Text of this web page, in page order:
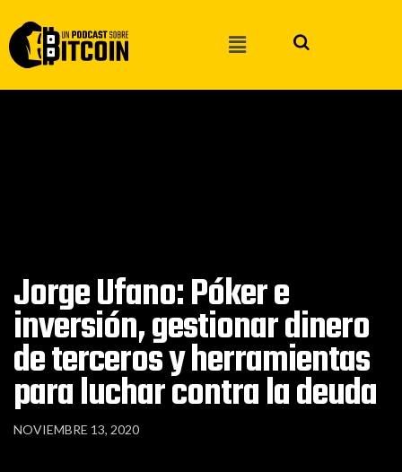
Jorge Ufano: Póker e
inversión, gestionar dinero
de terceros y herramientas
para luchar contra la deuda
NOVIEMBRE 13, 2020